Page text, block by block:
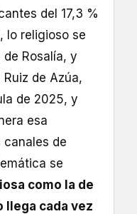
del 17,3 %
lo religioso se
de Rosalía, y
de Azúa,
de 2025, y
esa
canales de
se
como la de
llega cada vez